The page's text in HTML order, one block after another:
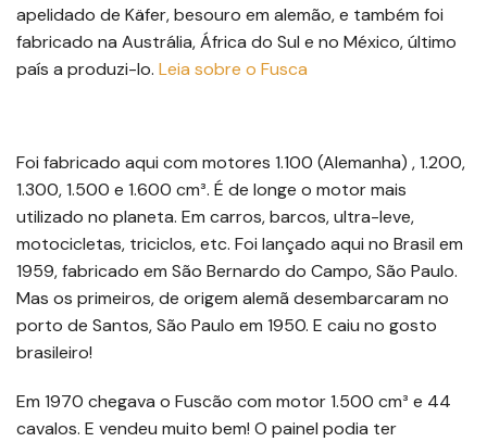
apelidado de Käfer, besouro em alemão, e também foi
fabricado na Austrália, África do Sul e no México, último
país a produzi-lo. Leia sobre o Fusca
Foi fabricado aqui com motores 1.100 (Alemanha) , 1.200,
1.300, 1.500 e 1.600 cm³. É de longe o motor mais
utilizado no planeta. Em carros, barcos, ultra-leve,
motocicletas, triciclos, etc. Foi lançado aqui no Brasil em
1959, fabricado em São Bernardo do Campo, São Paulo.
Mas os primeiros, de origem alemã desembarcaram no
porto de Santos, São Paulo em 1950. E caiu no gosto
brasileiro!
Em 1970 chegava o Fuscão com motor 1.500 cm³ e 44
cavalos. E vendeu muito bem! O painel podia ter